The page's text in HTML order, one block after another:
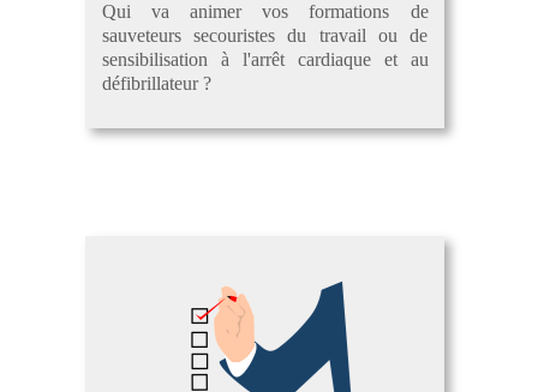
Qui
va animer vos formations de
sauveteurs secouristes du travail ou de
sensibilisation à l'arrêt cardiaque et au
défibrillateur ?